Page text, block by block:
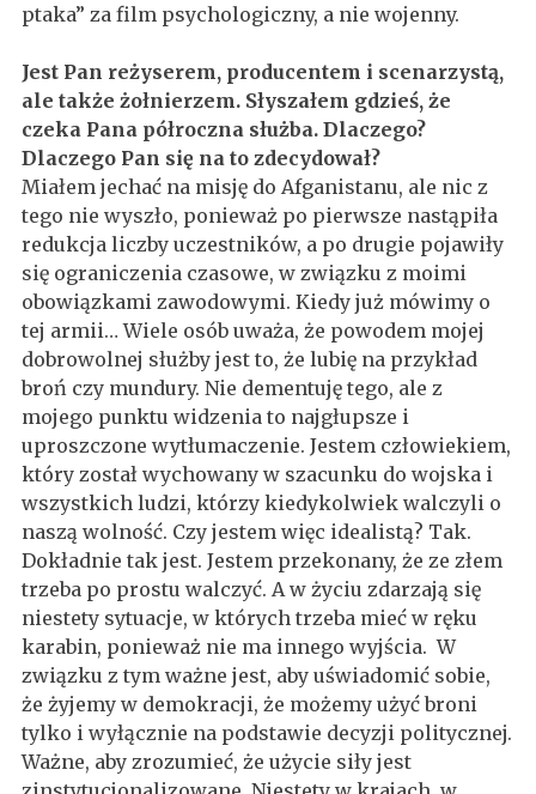
ptaka” za film psychologiczny, a nie wojenny.
Jest Pan reżyserem, producentem i scenarzystą,
ale także żołnierzem. Słyszałem gdzieś, że
czeka Pana półroczna służba. Dlaczego?
Dlaczego Pan się na to zdecydował?
Miałem jechać na misję do Afganistanu, ale nic z
tego nie wyszło, ponieważ po pierwsze nastąpiła
redukcja liczby uczestników, a po drugie pojawiły
się ograniczenia czasowe, w związku z moimi
obowiązkami zawodowymi. Kiedy już mówimy o
tej armii… Wiele osób uważa, że powodem mojej
dobrowolnej służby jest to, że lubię na przykład
broń czy mundury. Nie dementuję tego, ale z
mojego punktu widzenia to najgłupsze i
uproszczone wytłumaczenie. Jestem człowiekiem,
który został wychowany w szacunku do wojska i
wszystkich ludzi, którzy kiedykolwiek walczyli o
naszą wolność. Czy jestem więc idealistą? Tak.
Dokładnie tak jest. Jestem przekonany, że ze złem
trzeba po prostu walczyć. A w życiu zdarzają się
niestety sytuacje, w których trzeba mieć w ręku
karabin, ponieważ nie ma innego wyjścia. W
związku z tym ważne jest, aby uświadomić sobie,
że żyjemy w demokracji, że możemy użyć broni
tylko i wyłącznie na podstawie decyzji politycznej.
Ważne, aby zrozumieć, że użycie siły jest